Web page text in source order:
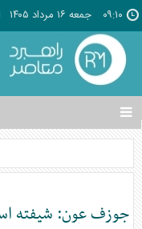
۰۹:۱۰ جمعه ۱۶ مرداد ۱۴۰۵
تغییر
وضعیت
منوی
ها
جوزف عون: شیفته